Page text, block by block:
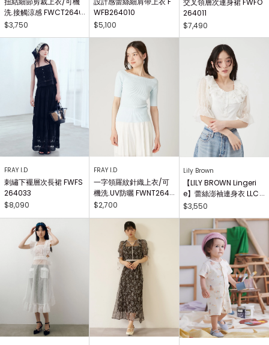
洗.接觸涼感 FWCT2640
25
$3,750
WFB264010
$5,100
交叉領層次連身裙 FWFO
264011
$7,490
FRAY I.D
刺繡下襬層次長裙 FWFS
264033
$8,090
FRAY I.D
一字領羅紋針織上衣/可
機洗.UV防曬 FWNT2640
29
$2,700
Lily Brown
【LILY BROWN Lingeri
e】蕾絲澎袖連身衣 LLCO
262503
$3,550